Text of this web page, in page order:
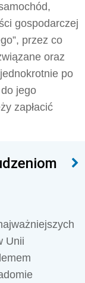
gospodarczej
przez co
oraz
po
jego
zapłacić
Unii